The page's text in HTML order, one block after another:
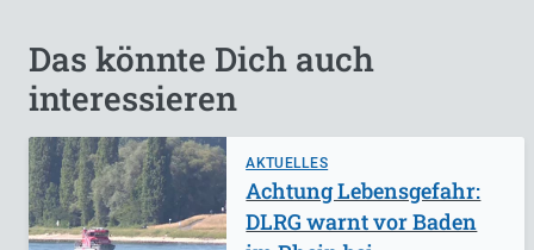
Das könnte Dich auch
interessieren
AKTUELLES
Achtung Lebensgefahr:
DLRG warnt vor Baden